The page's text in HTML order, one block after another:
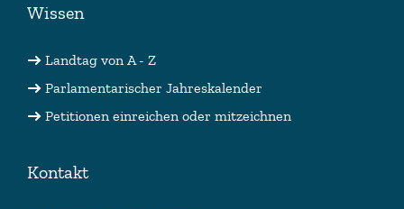
Wissen
Landtag von A - Z
Parlamentarischer Jahreskalender
Petitionen einreichen oder mitzeichnen
Kontakt